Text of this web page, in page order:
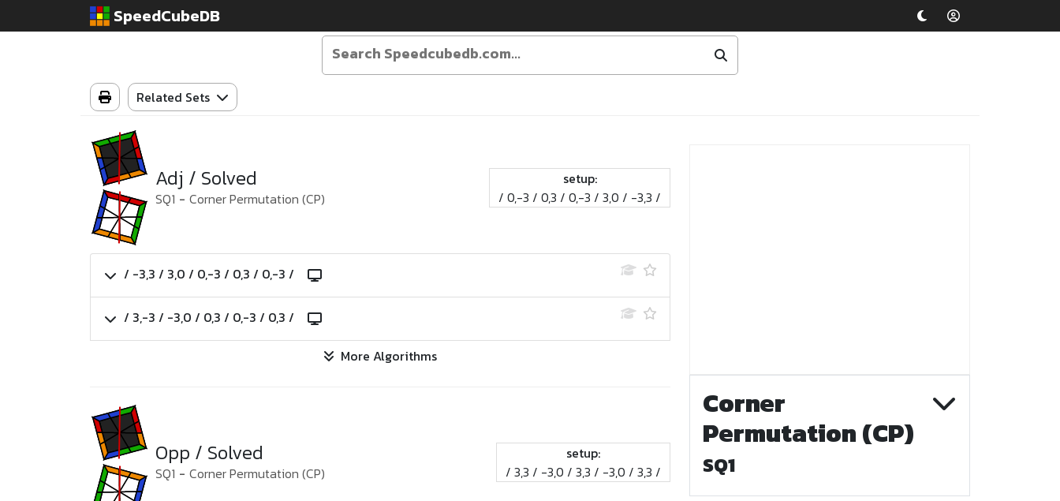
SpeedCubeDB
Related Sets
Adj / Solved
SQ1 - Corner Permutation (CP)
setup:
/ 0,-3 / 0,3 / 0,-3 / 3,0 / -3,3 /
/ -3,3 / 3,0 / 0,-3 / 0,3 / 0,-3 /
/ 3,-3 / -3,0 / 0,3 / 0,-3 / 0,3 /
More Algorithms
Opp / Solved
SQ1 - Corner Permutation (CP)
setup:
/ 3,3 / -3,0 / 3,3 / -3,0 / 3,3 /
Corner
Permutation (CP)
SQ1